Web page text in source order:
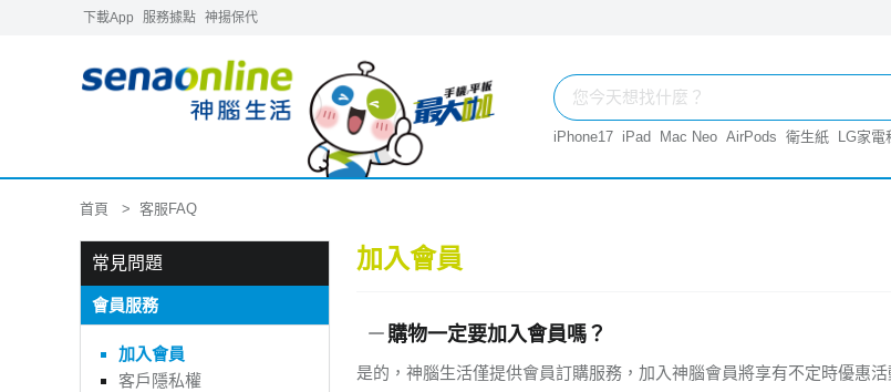
下載App 服務據點 神揚保代
iPhone17 iPad Mac Neo AirPods 衛生紙 LG家電
首頁 客服FAQ
常見問題
會員服務
加入會員
客戶隱私權
加入會員
購物一定要加入會員嗎？
是的，神腦生活僅提供會員訂購服務，加入神腦會員將享有不定時優惠